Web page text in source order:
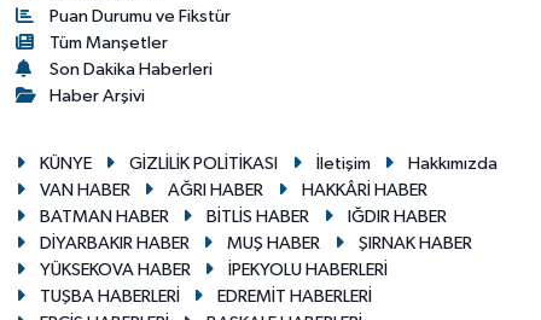
Puan Durumu ve Fikstür
Tüm Manşetler
Son Dakika Haberleri
Haber Arşivi
KÜNYE GİZLİLİK POLİTİKASI İletişim
Hakkımızda
VAN HABER
AĞRI HABER
HAKKÂRİ HABER
BATMAN HABER
BİTLİS HABER
IĞDIR HABER
DİYARBAKIR HABER
MUŞ HABER
ŞIRNAK HABER
YÜKSEKOVA HABER
İPEKYOLU HABERLERİ
TUŞBA HABERLERİ
EDREMİT HABERLERİ